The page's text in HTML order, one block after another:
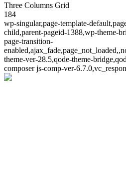
Three Columns Grid
184
wp-singular,page-template-
child,parent-pageid-1388,wp-theme-
page-transition-
theme-ver-28.5,qode-theme-
composer js-comp-ver-